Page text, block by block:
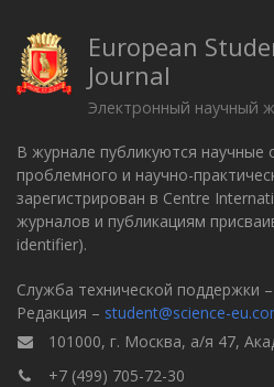
European
Journal
Электронный научный
В журнале публикуются научные
проблемного и научно-
зарегистрирован в Centre
журналов и публикациям
identifier).
Служба технической поддержки –
Редакция – student@science-
101000, г. Москва, а/я 47,
+7 (499) 705-72-30